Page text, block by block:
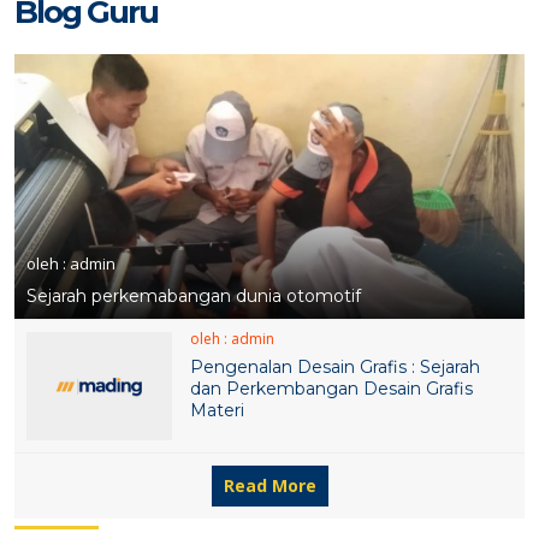
Blog Guru
oleh : admin
Sejarah perkemabangan dunia otomotif
oleh : admin
Pengenalan Desain Grafis : Sejarah
dan Perkembangan Desain Grafis
Materi
Read More